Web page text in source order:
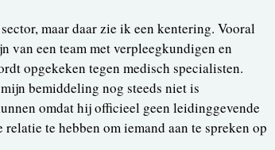
maar daar zie ik een kentering. Vooral
van een team met verpleegkundigen en
opgekeken tegen medisch specialisten.
bemiddeling nog steeds niet is
omdat hij officieel geen leidinggevende
te hebben om iemand aan te spreken op